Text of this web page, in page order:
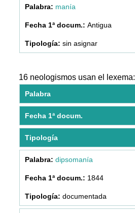
manía
Antigua
sin asignar
16 neologismos usan el lexema:
Palabra
Fecha 1ª docum.
Tipología
dipsomanía
1844
documentada